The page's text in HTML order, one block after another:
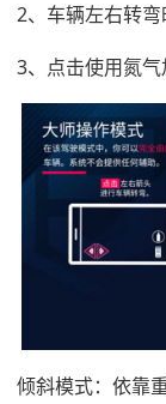
2、车辆左右转弯
3、点击使用氮气
倾斜模式：依靠